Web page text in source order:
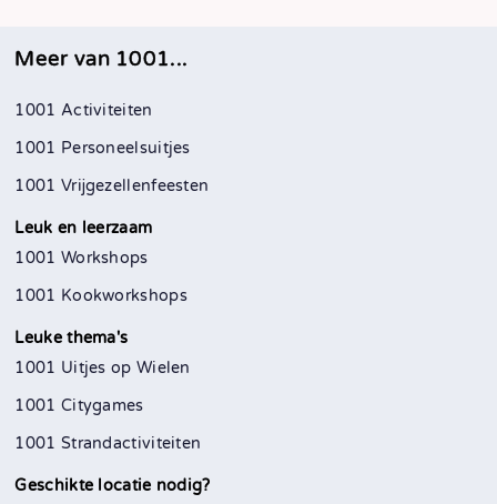
Meer van 1001...
1001 Activiteiten
1001 Personeelsuitjes
1001 Vrijgezellenfeesten
Leuk en leerzaam
1001 Workshops
1001 Kookworkshops
Leuke thema's
1001 Uitjes op Wielen
1001 Citygames
1001 Strandactiviteiten
Geschikte locatie nodig?